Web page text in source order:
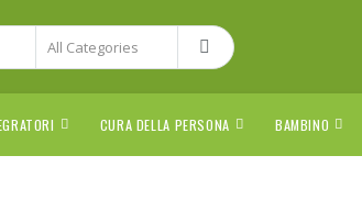
CURA DELLA PERSONA BAMBINO